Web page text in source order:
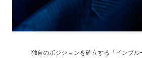
独自のポジションを確立する「インブル